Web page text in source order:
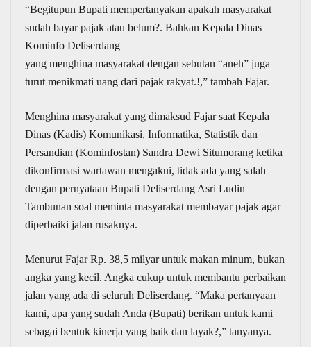
“Begitupun Bupati mempertanyakan apakah masyarakat
sudah bayar pajak atau belum?. Bahkan Kepala Dinas
Kominfo Deliserdang
yang menghina masyarakat dengan sebutan “aneh” juga
turut menikmati uang dari pajak rakyat.!,” tambah Fajar.
Menghina masyarakat yang dimaksud Fajar saat Kepala
Dinas (Kadis) Komunikasi, Informatika, Statistik dan
Persandian (Kominfostan) Sandra Dewi Situmorang ketika
dikonfirmasi wartawan mengakui, tidak ada yang salah
dengan pernyataan Bupati Deliserdang Asri Ludin
Tambunan soal meminta masyarakat membayar pajak agar
diperbaiki jalan rusaknya.
Menurut Fajar Rp. 38,5 milyar untuk makan minum, bukan
angka yang kecil. Angka cukup untuk membantu perbaikan
jalan yang ada di seluruh Deliserdang. “Maka pertanyaan
kami, apa yang sudah Anda (Bupati) berikan untuk kami
sebagai bentuk kinerja yang baik dan layak?,” tanyanya.